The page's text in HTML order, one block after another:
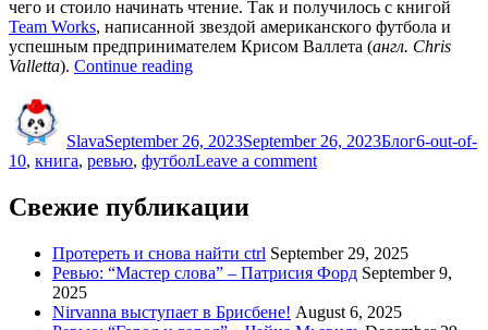
чего и стоило начинать чтение. Так и получилось с книгой
Team Works, написанной звездой американского футбола и
успешным предпринимателем Крисом Валлета (англ. Chris
Valletta). Continue reading“Ревью:
Chris
Valletta”
SlavaSeptember 26, 2023September 26, 2023Блог6-out-of-
10, книга, ревью, футболLeave a commenton
Chris
Valletta
Свежие публикации
Протереть и снова найти ctrl September 29, 2025
Ревью: “Мастер слова” – Патрисия Форд September 9,
2025
Nirvanna выступает в Брисбене! August 6, 2025